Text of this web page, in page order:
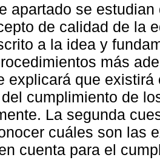
apartado se
de calidad de la
a la idea y
más
explicará que
cumplimiento de
La segunda
cuáles son las
cuenta para el